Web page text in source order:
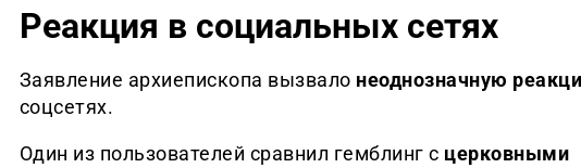
Реакция в социальных сетях
Заявление архиепископа вызвало неоднозначную
соцсетях.
Один из пользователей сравнил гемблинг с церковными